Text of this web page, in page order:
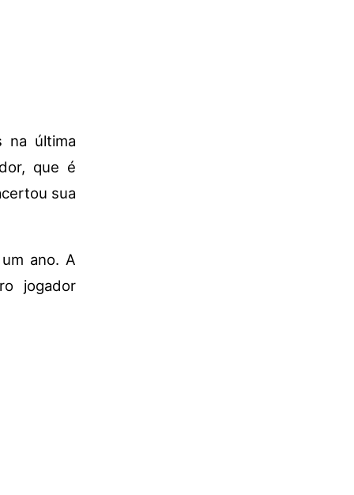
na última
que é
sua
ano. A
jogador